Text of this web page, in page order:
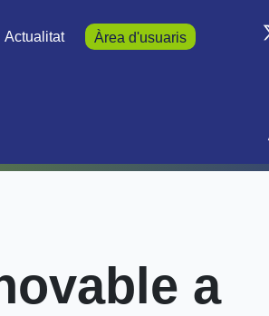
Actualitat Àrea d'usuaris
a